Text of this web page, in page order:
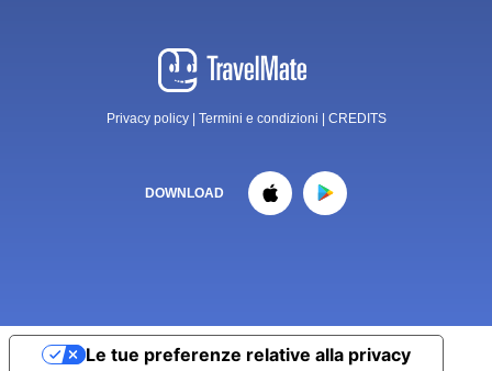
Privacy policy| Termini e condizioni CREDITS
DOWNLOAD
Le tue preferenze relative alla privacy